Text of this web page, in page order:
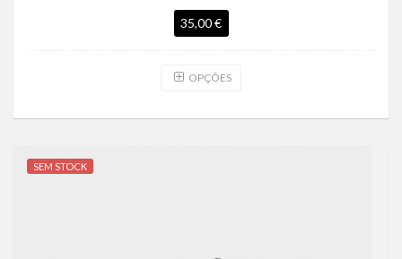
35,00 €
OPÇÕES
SEM STOCK